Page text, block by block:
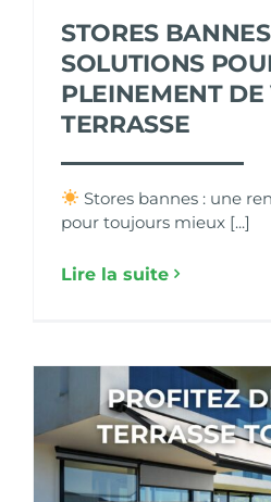
STORES
SOLUTIONS
PLEINEMENT DE
TERRASSE
Stores bannes : une
pour toujours mieux [...]
Lire la suite